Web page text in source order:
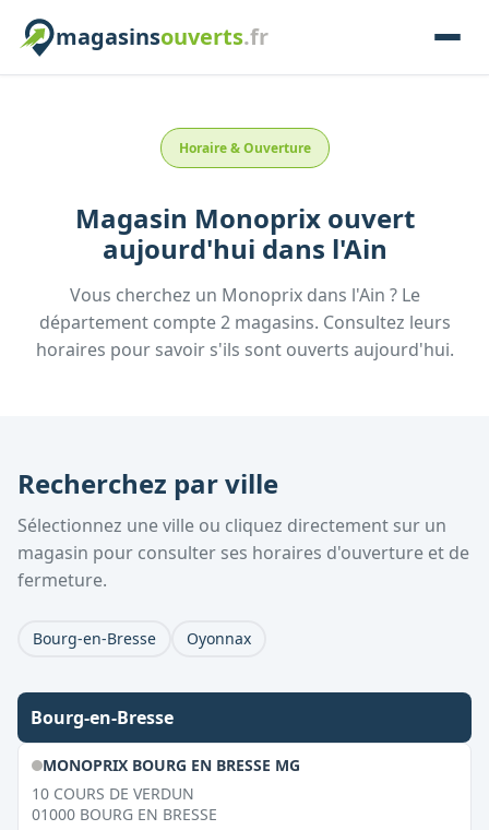
magasinsouverts.fr
Horaire & Ouverture
Magasin Monoprixouvert
aujourd'hui dans l'Ain
Vous cherchez un Monoprix dans l'Ain ? Le
département compte2magasins. Consultez leurs
horaires pour savoir s'ils sont ouverts aujourd'hui.
Recherchez par ville
Sélectionnez une ville ou cliquez directement sur un
magasin pour consulter ses horaires d'ouverture et de
fermeture.
Bourg-en-Bresse Oyonnax
Bourg-en-Bresse
MONOPRIX BOURG EN BRESSE MG
10 COURS DE VERDUN
01000 BOURG EN BRESSE